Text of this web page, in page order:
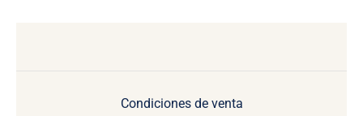
Condiciones de venta